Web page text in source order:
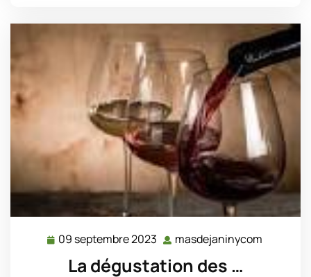
09 septembre 2023 09
septembre
2023
masdejaninycom
La dégustation des …